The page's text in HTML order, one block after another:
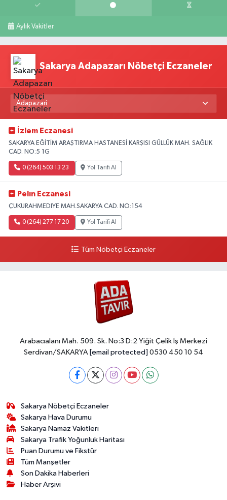
Aylık Vakitler
Sakarya Adapazarı Nöbetçi Eczaneler
İzlem Eczanesi
SAKARYA EĞİTİM ARAŞTIRMA HASTANESİ KARŞISI GÜLLÜK MAH. SAĞLIK
CAD. NO:5 1G
0 (264) 503 13 23 Yol Tarifi Al
Pelın Eczanesi
ÇUKURAHMEDIYE MAH.SAKARYA CAD. NO:154
0 (264) 277 17 20 Yol Tarifi Al
Tüm Nöbetçi Eczaneler
Arabacıalanı Mah. 509. Sk. No:3 D:2 Yiğit Çelik İş Merkezi
Serdivan/SAKARYA [email protected] 0530 450 10 54
Sakarya Nöbetçi Eczaneler
Sakarya Hava Durumu
Sakarya Namaz Vakitleri
Sakarya Trafik Yoğunluk Haritası
Puan Durumu ve Fikstür
Tüm Manşetler
Son Dakika Haberleri
Haber Arşivi